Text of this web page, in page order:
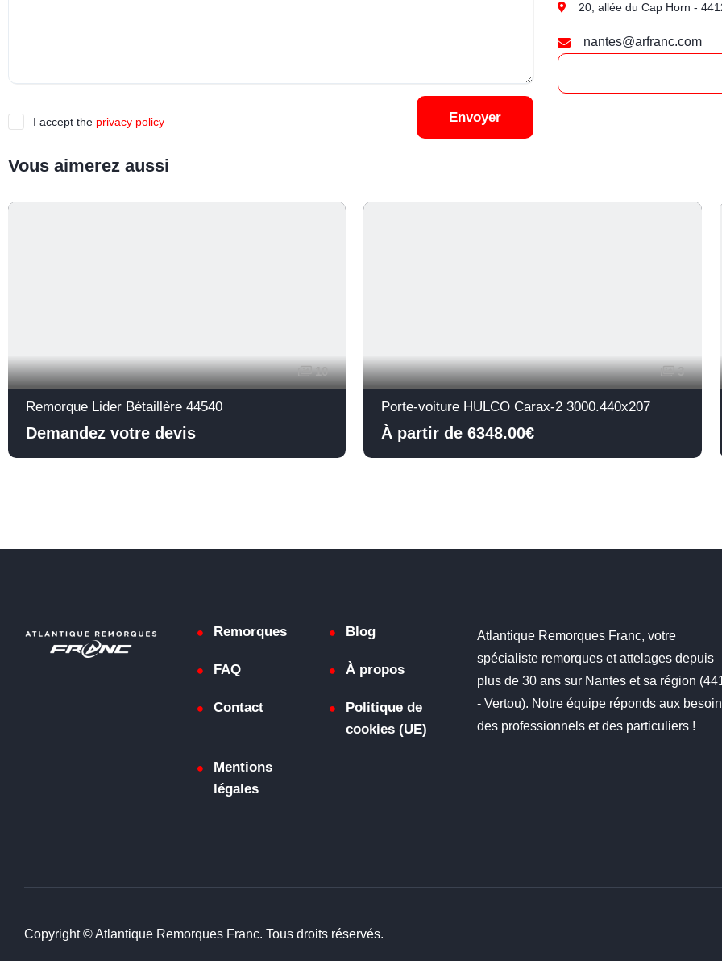
I accept the privacy policy Envoyer
20, allée du Cap Horn -
nantes@arfranc.com
Vous aimerez aussi
10
Remorque Lider Bétaillère 44540
Demandez votre devis
3
Porte-voiture HULCO Carax-2 3000.440x207
À partir de 6348.00€
Remorques Blog
FAQ À propos
Contact
Politique de
cookies (UE)
Mentions
légales
Atlantique Remorques Franc, votre
spécialiste remorques et attelages depuis
plus de 30 ans sur Nantes et sa région
- Vertou). Notre équipe réponds aux
des professionnels et des particuliers !
Copyright © Atlantique Remorques Franc. Tous droits réservés.